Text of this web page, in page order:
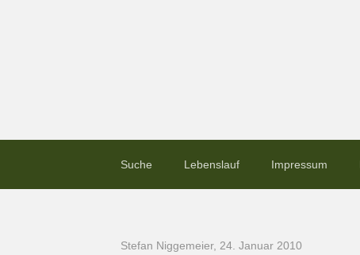
Suche Lebenslauf Impressum
Stefan Niggemeier, 24. Januar 2010